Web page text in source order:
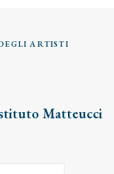
ARTISTI
Matteucci